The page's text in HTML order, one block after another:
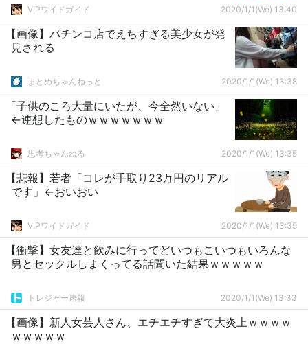
VIPワイドガイド 2020/1/1(We) 13:40
【画像】パチンコ店でえちすぎる美少女が発
見される
まとめちゃんねっと 2020/1/1(We) 13:38
「子供のころ大量にいたが、今全然いない」
←連想したものｗｗｗｗｗｗｗ
思考ちゃんねる 2020/1/1(We) 13:35
【悲報】若者「コレが手取り23万円のリアル
です」←おいおい
VIPワイドガイド 2020/1/1(We) 13:35
【衝撃】女友達と飲みに行ってどいつもこいつもいろんな
男とセックルしまくってる話聞いた結果ｗｗｗｗｗ
トレジャー速報 2020/1/1(We) 13:33
【画像】新人女芸人さん、エチエチすぎて大炎上ｗｗｗｗ
ｗｗｗｗｗ